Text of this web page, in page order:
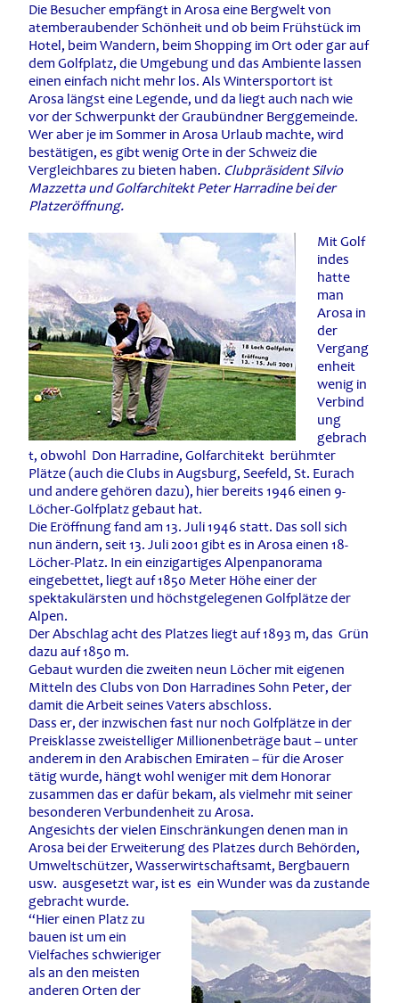
Die Besucher empfängt in Arosa eine Bergwelt von
atemberaubender Schönheit und ob beim Frühstück im
Hotel, beim Wandern, beim Shopping im Ort oder gar auf
dem Golfplatz, die Umgebung und das Ambiente lassen
einen einfach nicht mehr los. Als Wintersportort ist
Arosa längst eine Legende, und da liegt auch nach wie
vor der Schwerpunkt der Graubündner Berggemeinde.
Wer aber je im Sommer in Arosa Urlaub machte, wird
bestätigen, es gibt wenig Orte in der Schweiz die
Vergleichbares zu bieten haben. Clubpräsident Silvio
Mazzetta und Golfarchitekt Peter Harradine bei der
Platzeröffnung.
Mit Golf
indes
hatte
man
Arosa in
der
Vergang
enheit
wenig in
Verbind
ung
gebrach
t, obwohl Don Harradine, Golfarchitekt berühmter
Plätze (auch die Clubs in Augsburg, Seefeld, St. Eurach
und andere gehören dazu), hier bereits 1946 einen 9-
Löcher-Golfplatz gebaut hat.
Die Eröffnung fand am 13. Juli 1946 statt. Das soll sich
nun ändern, seit 13. Juli 2001 gibt es in Arosa einen 18-
Löcher-Platz. In ein einzigartiges Alpenpanorama
eingebettet, liegt auf 1850 Meter Höhe einer der
spektakulärsten und höchstgelegenen Golfplätze der
Alpen.
Der Abschlag acht des Platzes liegt auf 1893 m, das Grün
dazu auf 1850 m.
Gebaut wurden die zweiten neun Löcher mit eigenen
Mitteln des Clubs von Don Harradines Sohn Peter, der
damit die Arbeit seines Vaters abschloss.
Dass er, der inzwischen fast nur noch Golfplätze in der
Preisklasse zweistelliger Millionenbeträge baut – unter
anderem in den Arabischen Emiraten – für die Aroser
tätig wurde, hängt wohl weniger mit dem Honorar
zusammen das er dafür bekam, als vielmehr mit seiner
besonderen Verbundenheit zu Arosa.
Angesichts der vielen Einschränkungen denen man in
Arosa bei der Erweiterung des Platzes durch Behörden,
Umweltschützer, Wasserwirtschaftsamt, Bergbauern
usw. ausgesetzt war, ist es ein Wunder was da zustande
gebracht wurde.
“Hier einen Platz zu
bauen ist um ein
Vielfaches schwieriger
als an den meisten
anderen Orten der